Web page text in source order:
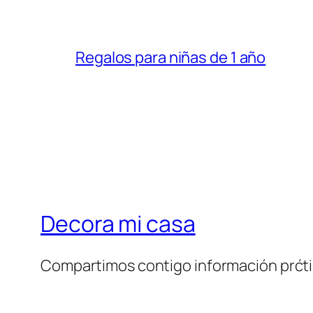
Regalos para niñas de 1 año
Decora mi casa
Compartimos contigo información